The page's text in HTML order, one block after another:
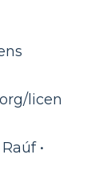
licen
•